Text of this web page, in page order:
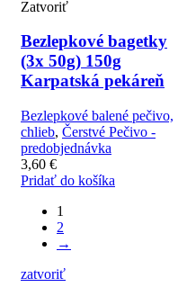
Zatvoriť
Bezlepkové bagetky
(3x 50g) 150g
Karpatská pekáreň
Bezlepkové balené pečivo,
chlieb, Čerstvé Pečivo -
predobjednávka
3,60 €
Pridať do košíka
1
2
→
zatvoriť